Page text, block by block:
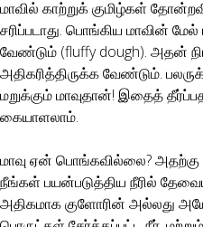
மாவில் காற்றுக் குமிழ்கள்
சரிப்படாது. பொங்கிய மாவின்
வேண்டும் (fluffy dough). அதன்
அதிகரித்திருக்க வேண்டும்.
மறுக்கும் மாவுதான்! இதைத்
கையாளலாம்.
மாவு ஏன் பொங்கவில்லை?
நீங்கள் பயன்படுத்திய நீரில்
அதிகமாக குளோரின் அல்லது